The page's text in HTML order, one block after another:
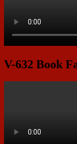
V-632 Book